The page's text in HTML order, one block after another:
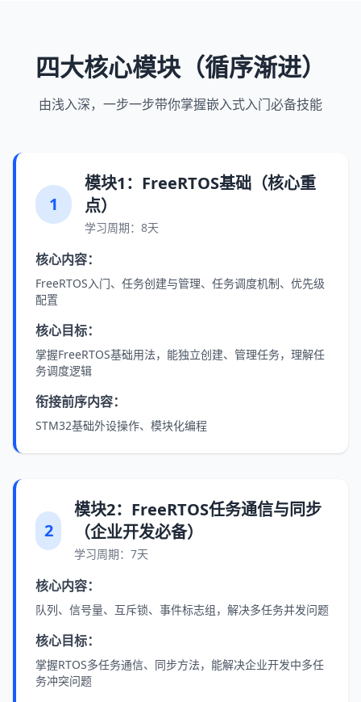
四大核心模块（循序渐进）
由浅入深，一步一步带你掌握嵌入式入门必备技能
1
模块1：FreeRTOS基础（核心重
点）
学习周期：8天
核心内容：
FreeRTOS入门、任务创建与管理、任务调度机制、优先级
配置
核心目标：
掌握FreeRTOS基础用法，能独立创建、管理任务，理解任
务调度逻辑
衔接前序内容：
STM32基础外设操作、模块化编程
2
模块2：FreeRTOS任务通信与同步
（企业开发必备）
学习周期：7天
核心内容：
队列、信号量、互斥锁、事件标志组，解决多任务并发问题
核心目标：
掌握RTOS多任务通信、同步方法，能解决企业开发中多任
务冲突问题